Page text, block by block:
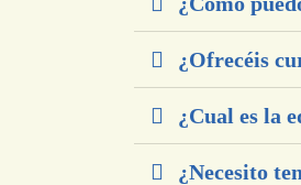
¿Ofrecéis
¿Cual es la
¿Necesito